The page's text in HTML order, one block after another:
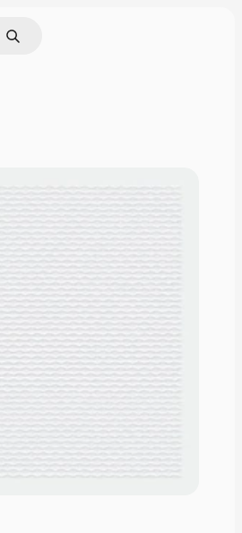
по изображению
Поиск